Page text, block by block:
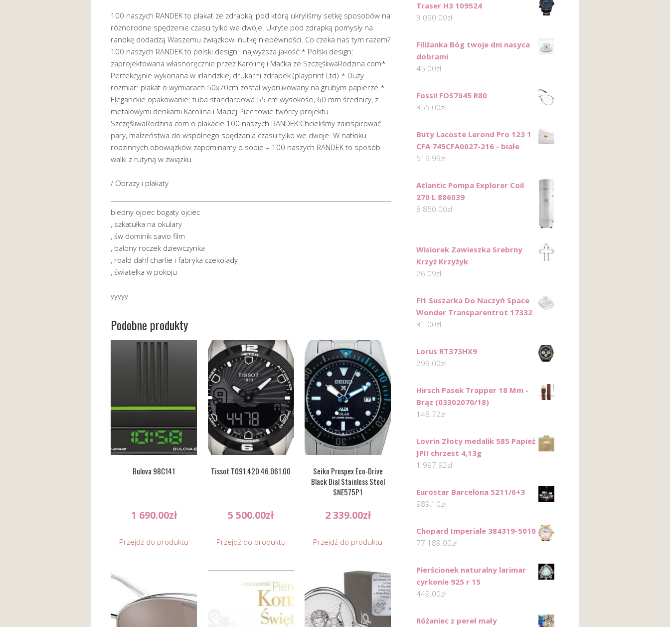
100 naszych RANDEK to plakat ze zdrapką, pod którą ukryliśmy setkę sposobów na
różnorodne spędzenie czasu tylko we dwoje. Ukryte pod zdrapką pomysły na
randkę dodadzą Waszemu związkowi nutkę niepewności. Co czeka nas tym razem?
100 naszych RANDEK to polski design i najwyższa jakość:* Polski design:
zaprojektowana własnoręcznie przez Karolinę i Maćka ze SzczęśliwaRodzina.com*
Perfekcyjnie wykonana w irlandzkiej drukarni zdrapek (playprint Ltd).* Duży
rozmiar: plakat o wymiarach 50x70cm został wydrukowany na grubym papierze.*
Eleganckie opakowanie: tuba standardowa 55 cm wysokości, 60 mm średnicy, z
metalowymi denkami.Karolina i Maciej Piechowie twórcy projektu
SzczęśliwaRodzina.com o plakacie 100 naszych RANDEK:Chcieliśmy zainspirować
pary, małżeństwa do wspólnego spędzania czasu tylko we dwoje. W natłoku
rodzinnych obowiązków zapominamy o sobie – 100 naszych RANDEK to sposób
walki z rutyną w związku
/ Obrazy i plakaty
biedny ojciec bogaty ojciec
, szkatułka na okulary
, św dominik savio film
, balony roczek dziewczynka
, roald dahl charlie i fabryka czekolady
, światełka w pokoju
yyyyy
Podobne produkty
Bulova 98C141
1 690.00zł
Przejdź do produktu
Tissot T091.420.46.061.00
5 500.00zł
Przejdź do produktu
Seiko Prospex Eco-Drive
Black Dial Stainless Steel
SNE575P1
2 339.00zł
Przejdź do produktu
Traser H3 109524
3 090.00zł
Filiżanka Bóg twoje dni nasyca
dobrami
45.00zł
Fossil FOS7045 R80
355.00zł
Buty Lacoste Lerond Pro 123 1
CFA 745CFA0027-216 - białe
519.99zł
Atlantic Pompa Explorer Coil
270 L 886039
8 850.00zł
Wisiorek Zawieszka Srebrny
Krzyż Krzyżyk
26.09zł
Fl1 Suszarka Do Naczyń Space
Wonder Transparentrot 17332
31.00zł
Lorus RT373HX9
299.00zł
Hirsch Pasek Trapper 18 Mm -
Brąz (03302070/18)
148.72zł
Lovrin Złoty medalik 585 Papież
JPII chrzest 4,13g
1 997.92zł
Eurostar Barcelona 5211/6+3
989.10zł
Chopard Imperiale 384319-5010
77 189.00zł
Pierścionek naturalny larimar
cyrkonie 925 r 15
449.00zł
Różaniec z pereł mały